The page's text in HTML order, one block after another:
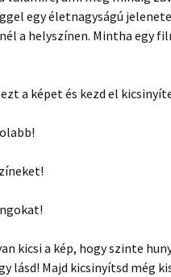
egy életnagyságú
a helyszínen. Mintha egy
a képet és kezd el
kicsi a kép, hogy szinte
lásd! Majd kicsinyítsd még